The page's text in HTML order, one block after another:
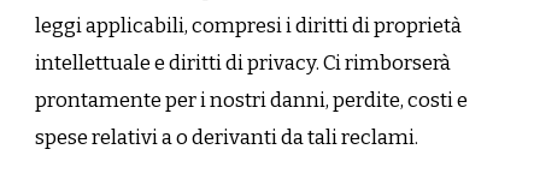
leggi applicabili, compresi i diritti di proprietà
intellettuale e diritti di privacy. Ci rimborserà
prontamente per i nostri danni, perdite, costi e
spese relativi a o derivanti da tali reclami.